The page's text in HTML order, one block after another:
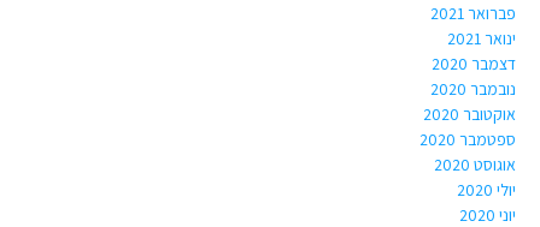
פברואר 2021
ינואר 2021
דצמבר 2020
נובמבר 2020
אוקטובר 2020
ספטמבר 2020
אוגוסט 2020
יולי 2020
יוני 2020